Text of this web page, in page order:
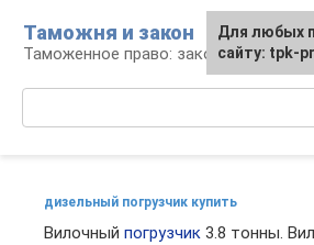
контенту
Таможня и закон
Таможенное право: законы и их
дизельный погрузчик купить
Вилочный погрузчик 3.8 тонны.
Для любых
сайту: tpk-